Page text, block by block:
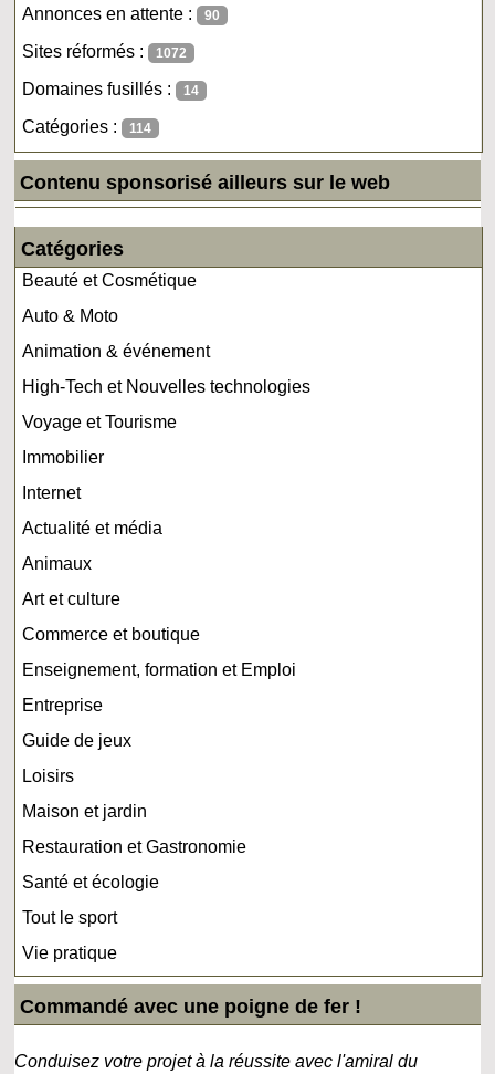
Annonces en attente : 90
Sites réformés : 1072
Domaines fusillés : 14
Catégories : 114
Contenu sponsorisé ailleurs sur le web
Catégories
Beauté et Cosmétique
Auto & Moto
Animation & événement
High-Tech et Nouvelles technologies
Voyage et Tourisme
Immobilier
Internet
Actualité et média
Animaux
Art et culture
Commerce et boutique
Enseignement, formation et Emploi
Entreprise
Guide de jeux
Loisirs
Maison et jardin
Restauration et Gastronomie
Santé et écologie
Tout le sport
Vie pratique
Commandé avec une poigne de fer !
Conduisez votre projet à la réussite avec l'amiral du